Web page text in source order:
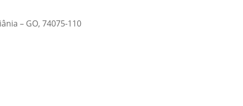
– GO, 74075-110